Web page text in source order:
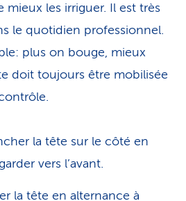
mieux les irriguer. Il est très
le quotidien professionnel.
plus on bouge, mieux
doit toujours être mobilisée
la tête sur le côté en
vers l’avant.
la tête en alternance à